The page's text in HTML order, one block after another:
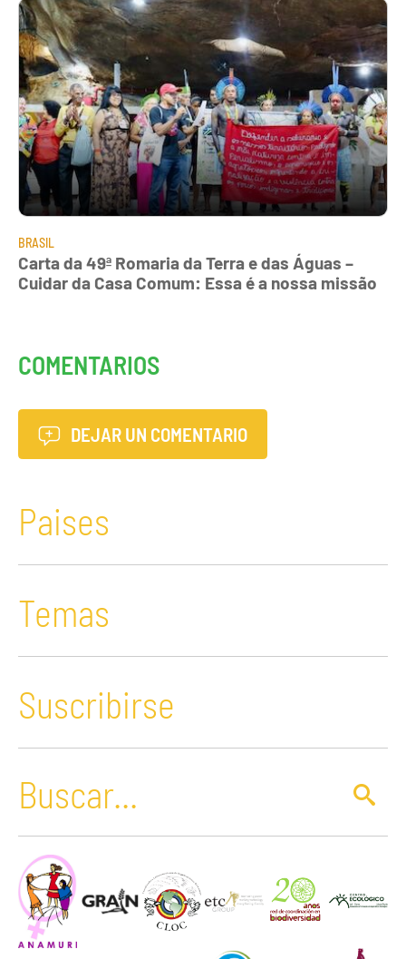
BRASIL
Carta da 49ª Romaria da Terra e das Águas –
Cuidar da Casa Comum: Essa é a nossa missão
COMENTARIOS
DEJAR UN COMENTARIO
Paises
Temas
Suscribirse